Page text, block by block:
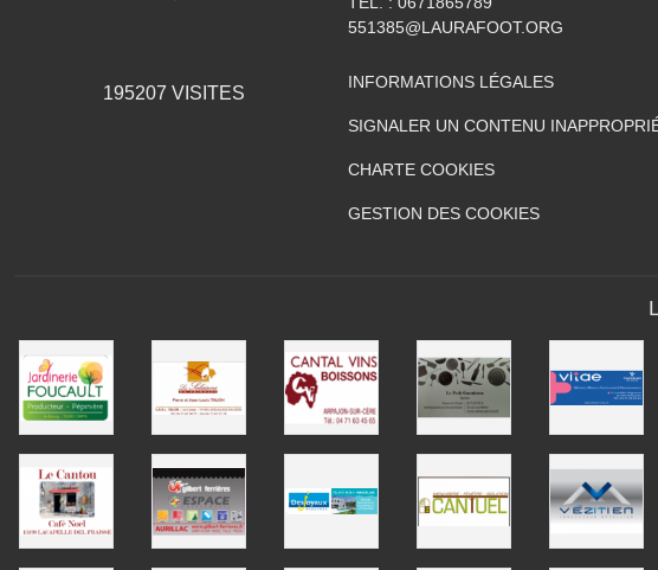
195207 VISITES
551385@LAURAFOOT.ORG
INFORMATIONS LÉGALES
SIGNALER UN CONTENU
CHARTE COOKIES
GESTION DES COOKIES